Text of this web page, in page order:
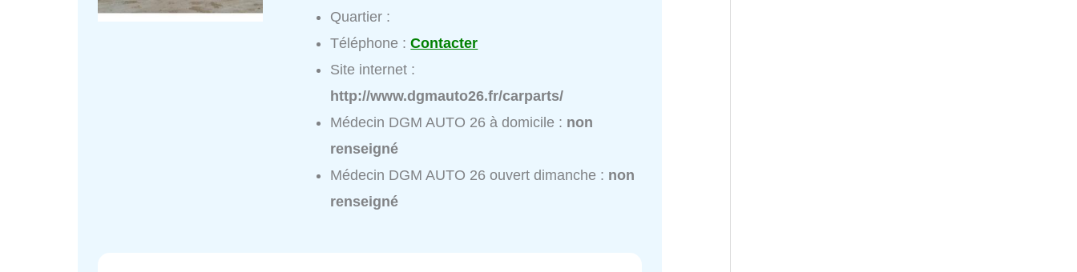
Quartier :
Téléphone :Contacter
Site internet :
http://www.dgmauto26.fr/carparts/
Médecin DGM AUTO 26 à domicile : non
renseigné
Médecin DGM AUTO 26 ouvert dimanche : non
renseigné